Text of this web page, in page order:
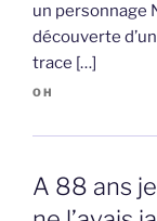
un personnage
découverte
trace […]
OH
A 88 ans